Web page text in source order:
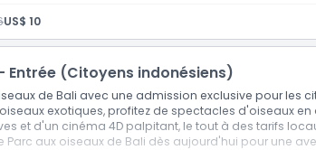
d'oiseaux en direct
interactives
au coin Guyu-Guyu
US$ 10
Entrée (Citoyens indonésiens)
de Bali avec une admission exclusive pour les
exotiques, profitez de spectacles d'oiseaux en
et d'un cinéma 4D palpitant, le tout à des tarifs
Parc aux oiseaux de Bali dès aujourd'hui pour une